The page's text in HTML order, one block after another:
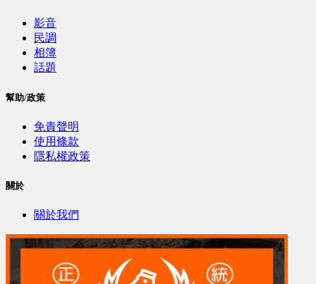
影音
民調
相簿
話題
幫助/政策
免責聲明
使用條款
隱私權政策
關於
關於我們